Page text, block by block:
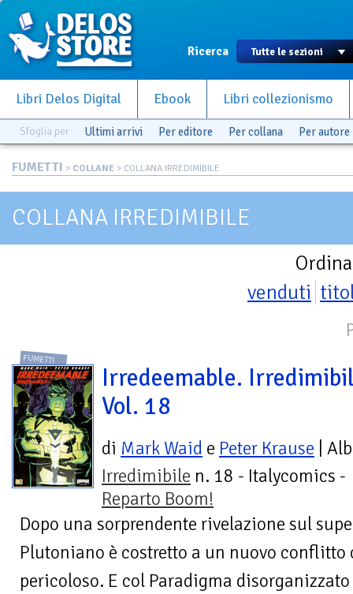
Ricerca
Libri Delos Digital Ebook Libri collezionismo
Sfoglia per Ultimi arrivi Per editore Per collana Per autore
FUMETTI > COLLANE > COLLANA IRREDIMIBILE
COLLANA IRREDIMIBILE
venduti
FUMETTI
Irredeemable.
Vol. 18
di Mark Waid e Peter Krause |
Irredimibile n. 18 - Italycomics -
Reparto Boom!
Dopo una sorprendente rivelazione sul
Plutoniano è costretto a un nuovo
pericoloso. E col Paradigma